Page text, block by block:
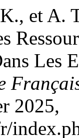
et A.
Les
2025,